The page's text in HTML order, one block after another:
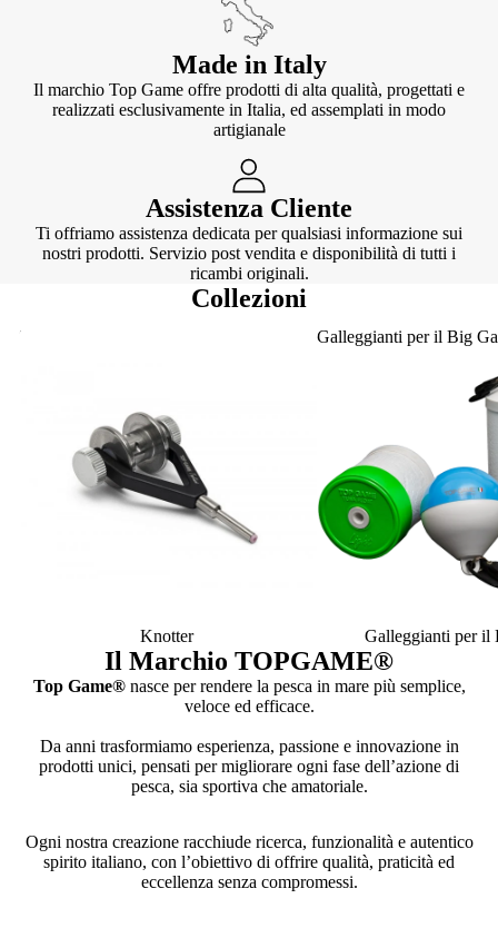
Made in Italy
Il marchio Top Game offre prodotti di alta qualità, progettati e
realizzati esclusivamente in Italia, ed assemplati in modo
artigianale
Assistenza Cliente
Ti offriamo assistenza dedicata per qualsiasi informazione sui
nostri prodotti. Servizio post vendita e disponibilità di tutti i
ricambi originali.
Collezioni
Knotter
Knotter
Galleggianti per il Big
Galleggianti per il
Il Marchio TOPGAME®
Top Game®nasce per rendere la pesca in mare più semplice,
veloce ed efficace.
Da anni trasformiamo esperienza, passione e innovazione in
prodotti unici, pensati per migliorare ogni fase dell’azione di
pesca, sia sportiva che amatoriale.
Ogni nostra creazione racchiude ricerca, funzionalità e autentico
spirito italiano, con l’obiettivo di offrire qualità, praticità ed
eccellenza senza compromessi.